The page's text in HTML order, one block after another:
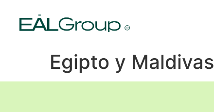
Egipto y Maldivas